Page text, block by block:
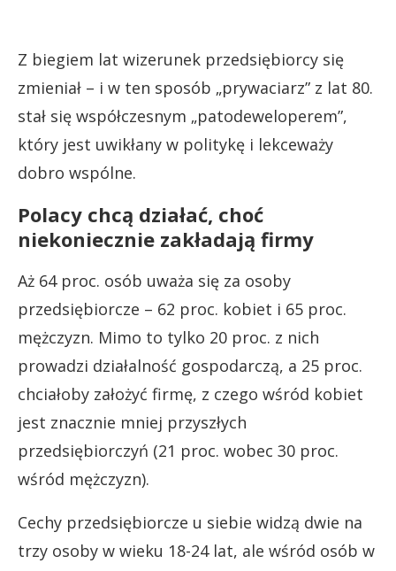
Z biegiem lat wizerunek przedsiębiorcy się
zmieniał – i w ten sposób „prywaciarz” z lat 80.
stał się współczesnym „patodeweloperem”,
który jest uwikłany w politykę i lekceważy
dobro wspólne.
Polacy chcą działać, choć
niekoniecznie zakładają firmy
Aż 64 proc. osób uważa się za osoby
przedsiębiorcze – 62 proc. kobiet i 65 proc.
mężczyzn. Mimo to tylko 20 proc. z nich
prowadzi działalność gospodarczą, a 25 proc.
chciałoby założyć firmę, z czego wśród kobiet
jest znacznie mniej przyszłych
przedsiębiorczyń (21 proc. wobec 30 proc.
wśród mężczyzn).
Cechy przedsiębiorcze u siebie widzą dwie na
trzy osoby w wieku 18-24 lat, ale wśród osób w